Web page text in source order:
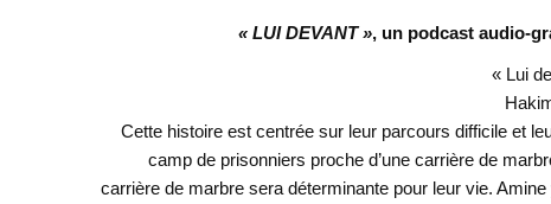
« LUI DEVANT », un podcast audio-
« Lui
Cette histoire est centrée sur leur parcours difficile et
camp de prisonniers proche d’une carrière de
carrière de marbre sera déterminante pour leur vie.